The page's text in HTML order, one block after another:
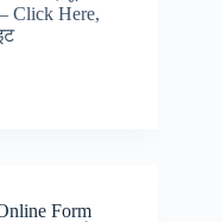
Click Here,
Form